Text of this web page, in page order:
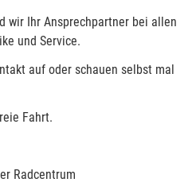
wir Ihr Ansprechpartner bei allen
und Service.
auf oder schauen selbst mal
Fahrt.